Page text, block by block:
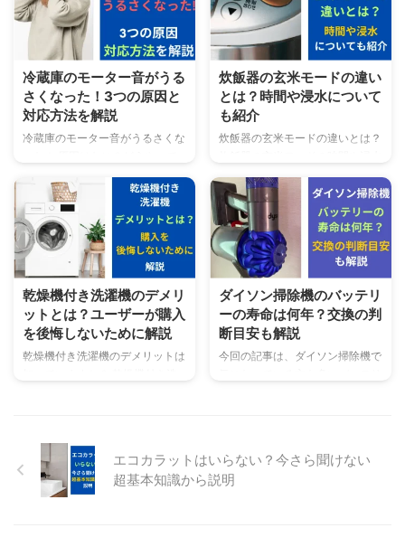
方をわかりやすく解説します。
この記事を読むとネッククーラー
のサイズを自分で選べる様になり
ますよ。 この記事でわかること
ネッククーラーの一般的なサイズ
について ネッククーラーのサイ
ズの選び方と注意点 オススメの
ネッククーラー5選 それでは、
ーラーのサイズ ...
事でわかること炊飯器の水の量目
盛りの見方の基本炊飯器の水の量
目盛りの見方の応用「ご飯の硬さ
を変える場合」炊飯器の水の量目
盛りの見方の応用「お米の状態が
違う場合」 炊飯器の水の量目盛
りの見方について基本的なことか
ら応用までを知りたい方にわかり
の量目盛りの見方は？｜基本編
炊飯器の水の量目盛りの見方はど
...
冷蔵庫のモーター音がうる
さくなった！3つの原因と
対応方法を解説
冷蔵庫のモーター音がうるさくな
を解消します。 本記事の内容冷
蔵庫のモーター音がうるさくなっ
た3つの原因 冷蔵庫のモーター音
がうるさくなった時の対応方法
4STEPについて 冷蔵庫のモータ
ー音がうるさくなった時の原因と
対応方法まで分かりやすく説明し
ますので、ぜひ最後までご覧くだ
さい。 冷蔵庫のモーター音がう
るさくなった！3つの原因とは？
炊飯器の玄米モードの違い
とは？時間や浸水について
も紹介
炊飯器の玄米モードの違いとは？
みを解消します。 この記事でわ
かること炊飯器の玄米モードと
は？そもそも玄米とは？違いは
何？炊飯器の玄米モードの時間と
浸水時間について炊飯器の玄米モ
ードがない場合の時間調整につい
て 炊飯器の玄米モードの違いに
ついて基本知識から時間や浸水時
間について知りたいという方のた
めに分かりやすく説明しますの
乾燥機付き洗濯機のデメリ
ットとは？ユーザーが購入
を後悔しないために解説
乾燥機付き洗濯機のデメリットは
要な情報です。 今回は、ドラム
式洗濯機ユーザー実体験も取り入
れた乾燥機付き洗濯機のデメリッ
トをわかりやすく解説します。
ダイソン掃除機のバッテリ
ーの寿命は何年？交換の判
断目安も解説
今回の記事は、ダイソン掃除機で
掃除機のバッテリーの寿命から交
換の判断目安までわかりやすく説
エコカラットはいらない？今さら聞けない
超基本知識から説明